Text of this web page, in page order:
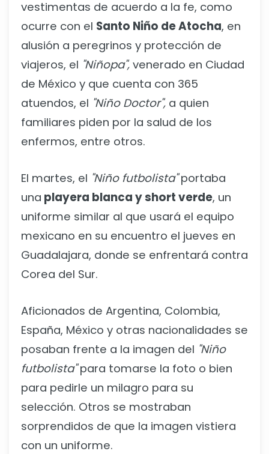
vestimentas de acuerdo a la fe, como
ocurre con el Santo Niño de Atocha, en
alusión a peregrinos y protección de
viajeros, el "Niñopa", venerado en Ciudad
de México y que cuenta con 365
atuendos, el "Niño Doctor", a quien
familiares piden por la salud de los
enfermos, entre otros.
El martes, el "Niño futbolista"portaba
una playera blanca y short verde, un
uniforme similar al que usará el equipo
mexicano en su encuentro el jueves en
Guadalajara, donde se enfrentará contra
Corea del Sur.
Aficionados de Argentina, Colombia,
España, México y otras nacionalidades se
posaban frente a la imagen del "Niño
futbolista"para tomarse la foto o bien
para pedirle un milagro para su
selección. Otros se mostraban
sorprendidos de que la imagen vistiera
con un uniforme.